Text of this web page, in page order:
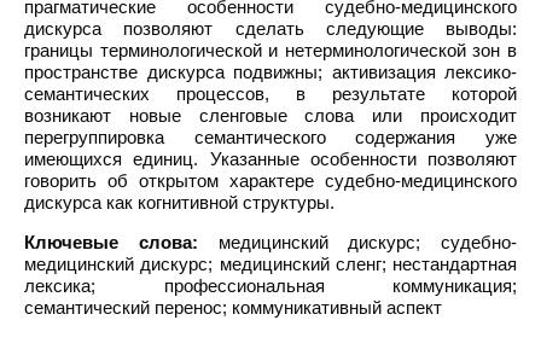
прагматические особенности судебно-медицинского
дискурса позволяют сделать следующие выводы:
границы терминологической и нетерминологической зон в
пространстве дискурса подвижны; активизация лексико-
семантических процессов, в результате которой
возникают новые сленговые слова или происходит
перегруппировка семантического содержания уже
имеющихся единиц. Указанные особенности позволяют
говорить об открытом характере судебно-медицинского
дискурса как когнитивной структуры.
Ключевые слова: медицинский дискурс; судебно-
медицинский дискурс; медицинский сленг; нестандартная
лексика; профессиональная коммуникация;
семантический перенос; коммуникативный аспект